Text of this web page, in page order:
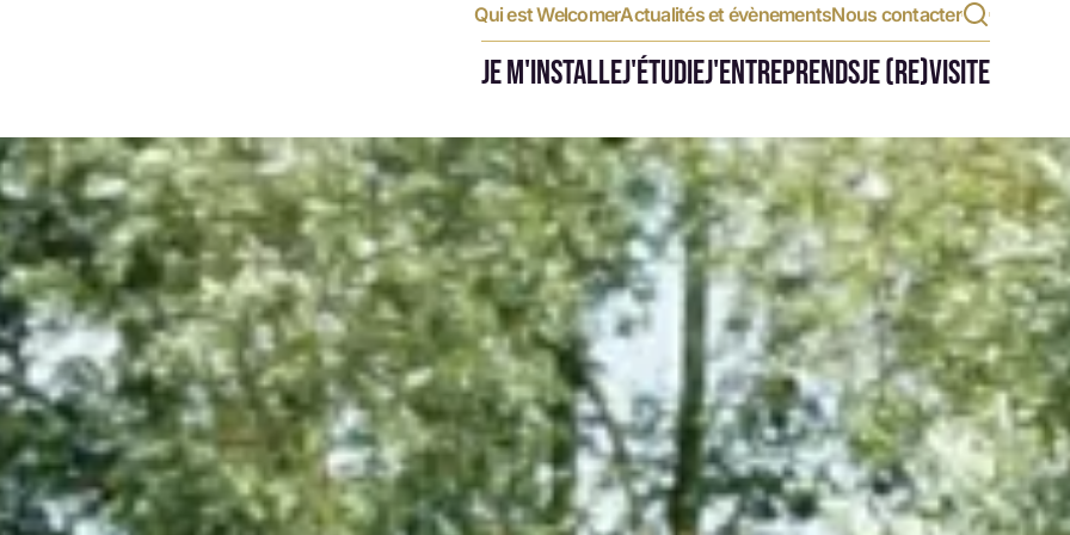
Qui est WelcomerActualités et évènementsNous contacter
JE M'INSTALLEJ'ÉTUDIEJ'ENTREPRENDSJE (RE)VISITE